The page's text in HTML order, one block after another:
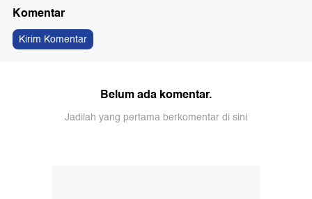
Komentar
Kirim Komentar
Belum ada komentar.
Jadilah yang pertama berkomentar di sini